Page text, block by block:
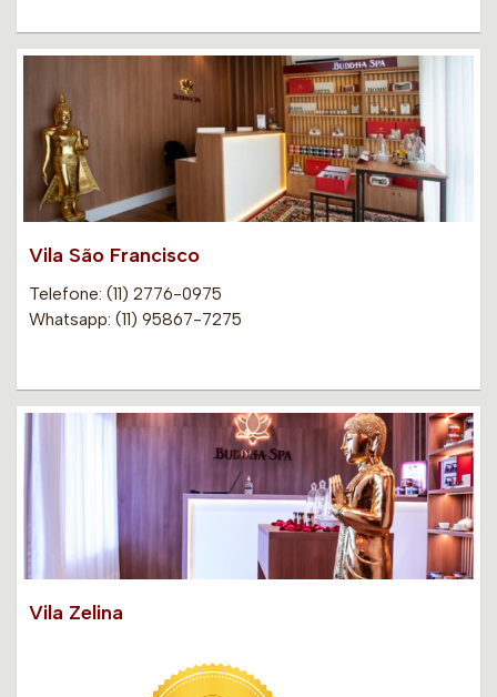
Vila São Francisco
Telefone: (11) 2776-0975
Whatsapp: (11) 95867-7275
Vila Zelina